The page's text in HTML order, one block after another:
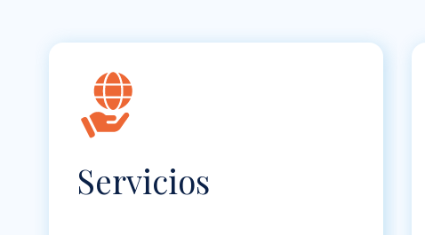
Servicios